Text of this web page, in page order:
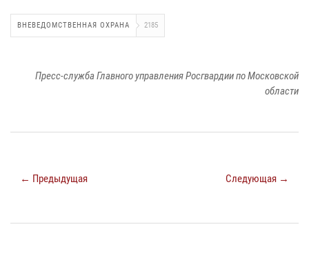
ВНЕВЕДОМСТВЕННАЯ ОХРАНА 2185
Пресс-служба Главного управления Росгвардии по Московской
области
← Предыдущая Следующая →